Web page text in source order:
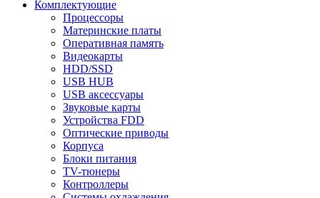
Комплектующие
Процессоры
Материнские платы
Оперативная память
Видеокарты
HDD/SSD
USB HUB
USB аксессуары
Звуковые карты
Устройства FDD
Оптические приводы
Корпуса
Блоки питания
TV-тюнеры
Контроллеры